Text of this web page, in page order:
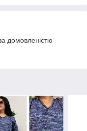
домовленістю